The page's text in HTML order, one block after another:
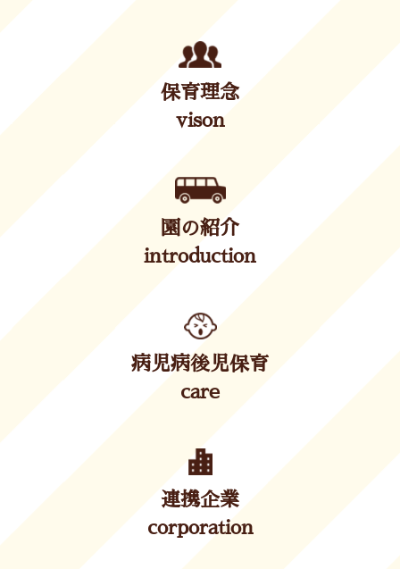
保育理念
vison
園の紹介
introduction
病児病後児保育
care
連携企業
corporation